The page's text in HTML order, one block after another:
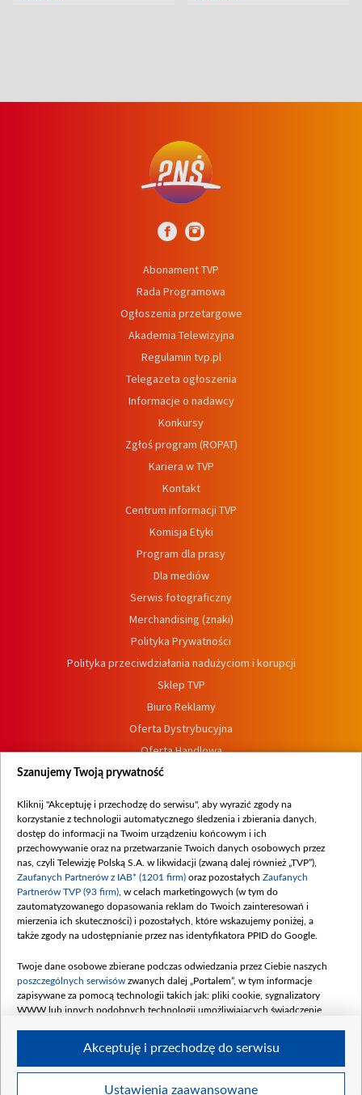
Abonament TVP
Rada Programowa
Ogłoszenia przetargowe
Akademia Telewizyjna
Regulamin tvp.pl
Telegazeta ogłoszenia
Informacje o nadawcy
Konkursy
Zgłoś program (ROPAT)
Kariera w TVP
Kontakt
Centrum informacji TVP
Komisja Etyki
Program dla prasy
Dla mediów
Serwis fotograficzny
Merchandising (znaki)
Polityka Prywatności
Polityka przeciwdziałania nadużyciom i korupcji
Sklep TVP
Biuro Reklamy
Oferta Dystrybucyjna
Oferta Handlowa
Dostępność
Procedura zgłoszeń wewnętrznych
Szanujemy Twoją prywatność
Kliknij "Akceptuję i przechodzę do serwisu", aby wyrazić zgody na
korzystanie z technologii automatycznego śledzenia i zbierania danych,
dostęp do informacji na Twoim urządzeniu końcowym i ich
przechowywanie oraz na przetwarzanie Twoich danych osobowych przez
nas, czyli Telewizję Polską S.A. w likwidacji (zwaną dalej również „TVP”),
Zaufanych Partnerów z IAB* (1201 firm) oraz pozostałych Zaufanych
Partnerów TVP (93 firm) , w celach marketingowych (w tym do
zautomatyzowanego dopasowania reklam do Twoich zainteresowań i
mierzenia ich skuteczności) i pozostałych, które wskazujemy poniżej, a
także zgody na udostępnianie przez nas identyfikatora PPID do Google.
Twoje dane osobowe zbierane podczas odwiedzania przez Ciebie naszych
poszczególnych serwisów zwanych dalej „Portalem”, w tym informacje
zapisywane za pomocą technologii takich jak: pliki cookie, sygnalizatory
WWW lub innych podobnych technologii umożliwiających świadczenie
Twoje dane osobowe zbierane podczas odwiedzania przez Ciebie
Ustawienia zaawansowane
Akceptuję i przechodzę do serwisu